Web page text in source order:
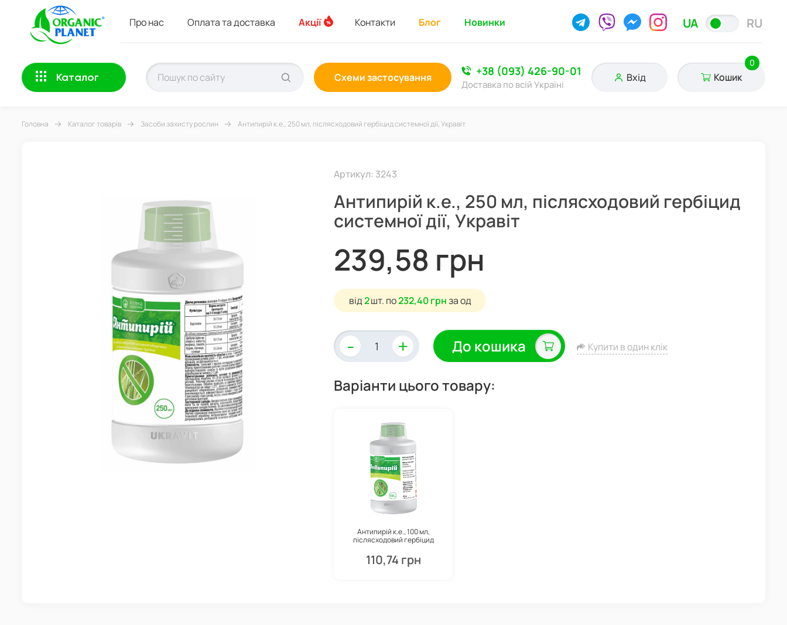
Про нас Оплата та доставка Акції Контакти Блог Новинки UA RU
Каталог Схеми застосування +38 (093) 426-90-01
Доставка по всій Україні
Вхід Кошик
0
Головна Каталог товарів Засоби захисту рослин Антипирій к.е., 250 мл, післясходовий гербіцид системної дії, Укравіт
Артикул: 3243
Антипирій к.е., 250 мл, післясходовий гербіцид
системної дії, Укравіт
239,58 грн
від2шт. по232,40 грнза од
- + До кошика Купити в один клік
Варіанти цього товару:
Антипирій к.е., 100 мл,
післясходовий гербіцид
110,74 грн